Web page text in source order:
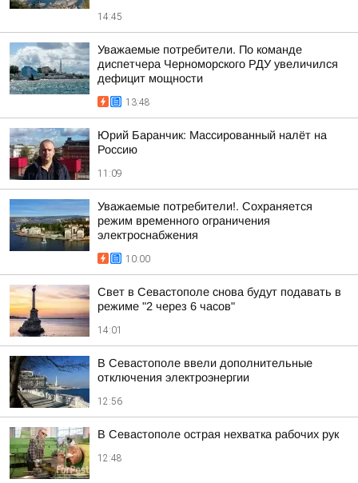
14:45
Уважаемые потребители. По команде
диспетчера Черноморского РДУ увеличился
дефицит мощности
13:48
Юрий Баранчик: Массированный налёт на
Россию
11:09
Уважаемые потребители!. Сохраняется
режим временного ограничения
электроснабжения
10:00
Свет в Севастополе снова будут подавать в
режиме "2 через 6 часов"
14:01
В Севастополе ввели дополнительные
отключения электроэнергии
12:56
В Севастополе острая нехватка рабочих рук
12:48